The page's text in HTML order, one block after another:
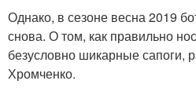
Однако, в сезоне весна 2019
снова. О том, как правильно
безусловно шикарные сапоги,
Хромченко.